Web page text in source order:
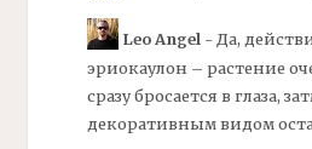
Leo Angel- Да,
эриокаулон – растение
сразу бросается в глаза,
декоративным видом